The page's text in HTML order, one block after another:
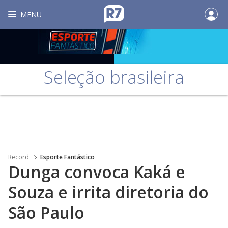
MENU
Seleção brasileira
Record Esporte Fantástico
Dunga convoca Kaká e
Souza e irrita diretoria do
São Paulo